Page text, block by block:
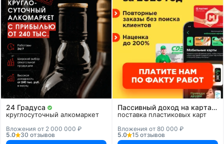
24 Градуса
круглосуточный алкомаркет
Вложения от 2 000 000 ₽
5.0
30 отзывов
Пассивный доход на картах и системах
поставка пластиковых карт
Вложения от 80 000 ₽
5.0
15 отзывов